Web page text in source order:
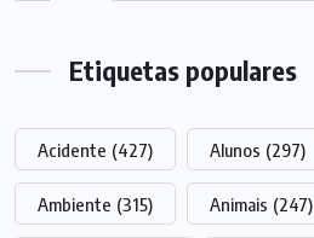
Etiquetas populares
Acidente (427) Alunos (297)
Ambiente (315) Animais (247)